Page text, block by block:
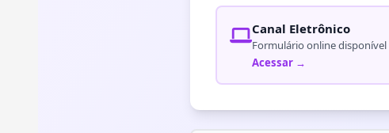
Canal Eletrônico
Formulário online
Acessar →